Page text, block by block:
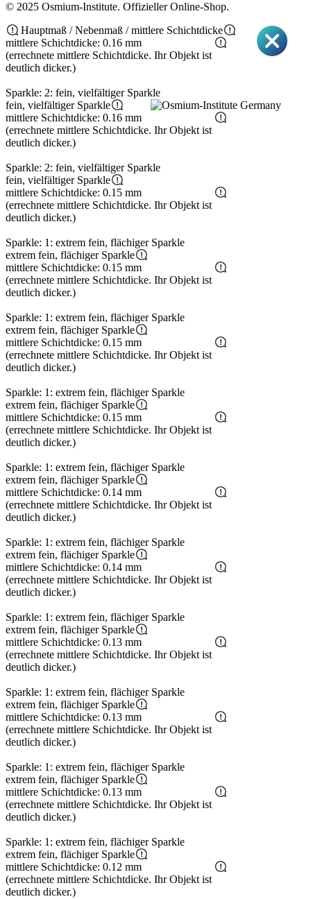
© 2025 Osmium-Institute. Offizieller Online-Shop.
Hauptmaß / Nebenmaß / mittlere Schichtdicke
mittlere Schichtdicke: 0.16 mm
(errechnete mittlere Schichtdicke. Ihr Objekt ist
deutlich dicker.)
Sparkle: 2: fein, vielfältiger Sparkle
fein, vielfältiger Sparkle
mittlere Schichtdicke: 0.16 mm
(errechnete mittlere Schichtdicke. Ihr Objekt ist
deutlich dicker.)
Sparkle: 2: fein, vielfältiger Sparkle
fein, vielfältiger Sparkle
mittlere Schichtdicke: 0.15 mm
(errechnete mittlere Schichtdicke. Ihr Objekt ist
deutlich dicker.)
Sparkle: 1: extrem fein, flächiger Sparkle
extrem fein, flächiger Sparkle
mittlere Schichtdicke: 0.15 mm
(errechnete mittlere Schichtdicke. Ihr Objekt ist
deutlich dicker.)
Sparkle: 1: extrem fein, flächiger Sparkle
extrem fein, flächiger Sparkle
mittlere Schichtdicke: 0.15 mm
(errechnete mittlere Schichtdicke. Ihr Objekt ist
deutlich dicker.)
Sparkle: 1: extrem fein, flächiger Sparkle
extrem fein, flächiger Sparkle
mittlere Schichtdicke: 0.15 mm
(errechnete mittlere Schichtdicke. Ihr Objekt ist
deutlich dicker.)
Sparkle: 1: extrem fein, flächiger Sparkle
extrem fein, flächiger Sparkle
mittlere Schichtdicke: 0.14 mm
(errechnete mittlere Schichtdicke. Ihr Objekt ist
deutlich dicker.)
Sparkle: 1: extrem fein, flächiger Sparkle
extrem fein, flächiger Sparkle
mittlere Schichtdicke: 0.14 mm
(errechnete mittlere Schichtdicke. Ihr Objekt ist
deutlich dicker.)
Sparkle: 1: extrem fein, flächiger Sparkle
extrem fein, flächiger Sparkle
mittlere Schichtdicke: 0.13 mm
(errechnete mittlere Schichtdicke. Ihr Objekt ist
deutlich dicker.)
Sparkle: 1: extrem fein, flächiger Sparkle
extrem fein, flächiger Sparkle
mittlere Schichtdicke: 0.13 mm
(errechnete mittlere Schichtdicke. Ihr Objekt ist
deutlich dicker.)
Sparkle: 1: extrem fein, flächiger Sparkle
extrem fein, flächiger Sparkle
mittlere Schichtdicke: 0.13 mm
(errechnete mittlere Schichtdicke. Ihr Objekt ist
deutlich dicker.)
Sparkle: 1: extrem fein, flächiger Sparkle
extrem fein, flächiger Sparkle
mittlere Schichtdicke: 0.12 mm
(errechnete mittlere Schichtdicke. Ihr Objekt ist
deutlich dicker.)